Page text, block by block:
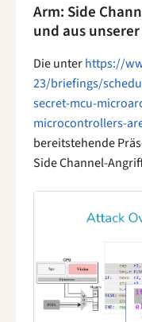
Arm: Side
und aus
Die unterhttps://
23/briefings/
secret-mcu-
microcontrollers-
bereitstehende
Side Channel-